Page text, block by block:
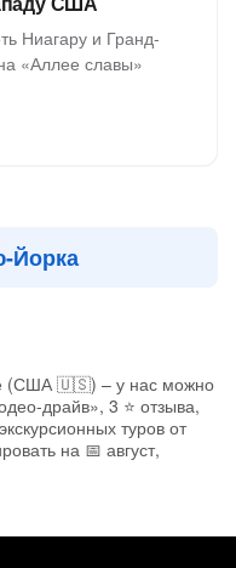
Ниагару и Гранд-
«Аллее славы»
Йорка
(США 🇺🇸) – у нас можно
драйв», 3 ⭐ отзыва,
туров от
на 📅 август,